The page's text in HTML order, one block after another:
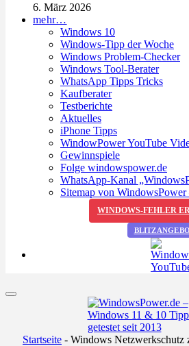
6. März 2026
mehr…
Windows 10
Windows-Tipp der Woche
Windows Problem-Checker
Windows Tool-Berater
WhatsApp Tipps Tricks
Kaufberater
Testberichte
Aktuelles
iPhone Tipps
WindowPower YouTube
Gewinnspiele
Folge windowspower.de
WhatsApp-Kanal
Sitemap von
WINDOWS-FEHLER
Startseite - Windows Netzwerkschutz